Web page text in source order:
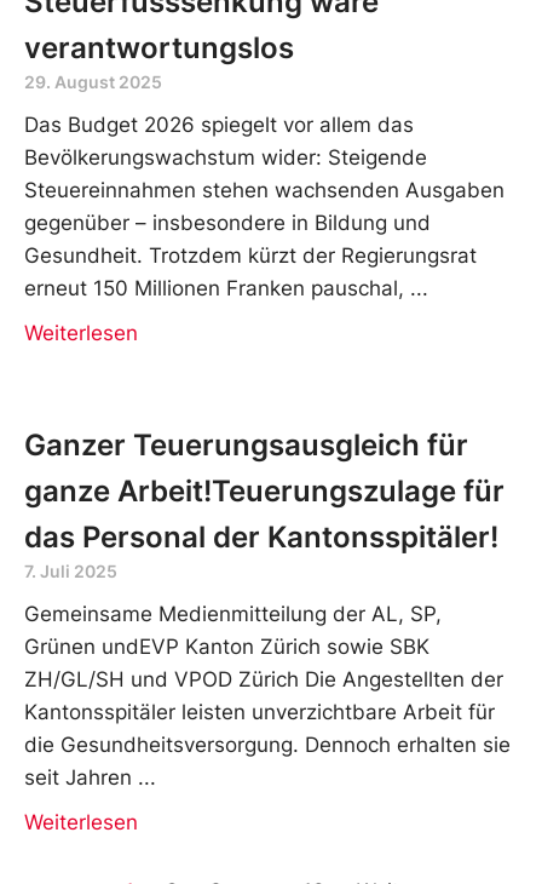
verantwortungslos
29. August 2025
Das Budget 2026 spiegelt vor allem das
Bevölkerungswachstum wider: Steigende
Steuereinnahmen stehen wachsenden Ausgaben
gegenüber – insbesondere in Bildung und
Gesundheit. Trotzdem kürzt der Regierungsrat
erneut 150 Millionen Franken pauschal,
Weiterlesen
Ganzer Teuerungsausgleich für
ganze Arbeit!Teuerungszulage für
das Personal der Kantonsspitäler!
7. Juli 2025
Gemeinsame Medienmitteilung der AL, SP,
Grünen undEVP Kanton Zürich sowie SBK
ZH/GL/SH und VPOD Zürich Die Angestellten der
Kantonsspitäler leisten unverzichtbare Arbeit für
die Gesundheitsversorgung. Dennoch erhalten sie
seit Jahren
Weiterlesen